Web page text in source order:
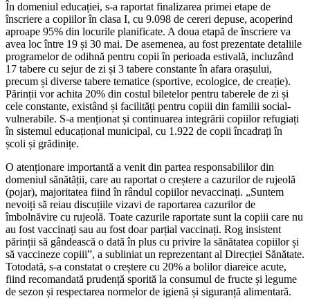
În domeniul educației, s-a raportat finalizarea primei etape de
înscriere a copiilor în clasa I, cu 9.098 de cereri depuse, acoperind
aproape 95% din locurile planificate. A doua etapă de înscriere va
avea loc între 19 și 30 mai. De asemenea, au fost prezentate detaliile
programelor de odihnă pentru copii în perioada estivală, incluzând
17 tabere cu sejur de zi și 3 tabere constante în afara orașului,
precum și diverse tabere tematice (sportive, ecologice, de creație).
Părinții vor achita 20% din costul biletelor pentru taberele de zi și
cele constante, existând și facilități pentru copiii din familii social-
vulnerabile. S-a menționat și continuarea integrării copiilor refugiați
în sistemul educațional municipal, cu 1.922 de copii încadrați în
școli și grădinițe.
O atenționare importantă a venit din partea responsabililor din
domeniul sănătății, care au raportat o creștere a cazurilor de rujeolă
(pojar), majoritatea fiind în rândul copiilor nevaccinați. „Suntem
nevoiți să reiau discuțiile vizavi de raportarea cazurilor de
îmbolnăvire cu rujeolă. Toate cazurile raportate sunt la copiii care nu
au fost vaccinați sau au fost doar parțial vaccinați. Rog insistent
părinții să gândească o dată în plus cu privire la sănătatea copiilor și
să vaccineze copiii”, a subliniat un reprezentant al Direcției Sănătate.
Totodată, s-a constatat o creștere cu 20% a bolilor diareice acute,
fiind recomandată prudență sporită la consumul de fructe și legume
de sezon și respectarea normelor de igienă și siguranță alimentară.